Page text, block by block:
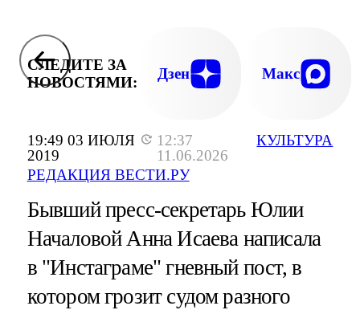
19:49 03 ИЮЛЯ
2019
12:37
11.06.2026
РЕДАКЦИЯ ВЕСТИ.РУ
КУЛЬТУРА
СЛЕДИТЕ ЗА
НОВОСТЯМИ:
Дзен Макс
Бывший пресс-секретарь Юлии
Началовой Анна Исаева написала
в "Инстаграме" гневный пост, в
котором грозит судом разного